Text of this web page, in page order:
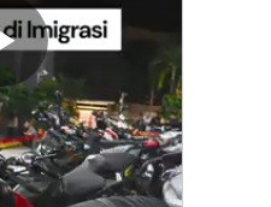
Memutarkan
Video